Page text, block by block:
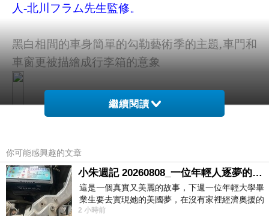
人-北川フラム先生監修。
黑白相間的車身簡單的勾勒藝術季的主題,車門和
車窗更被描繪成行李箱的意象
繼續閱讀
你可能感興趣的文章
小朱週記 20260808_一位年輕人逐夢的真實故事
這是一個真實又美麗的故事，下週一位年輕大學畢
業生要去實現她的美國夢，在沒有家裡經濟奧援的
情況下，靠著自我努力工作累積出國基
2 小時前